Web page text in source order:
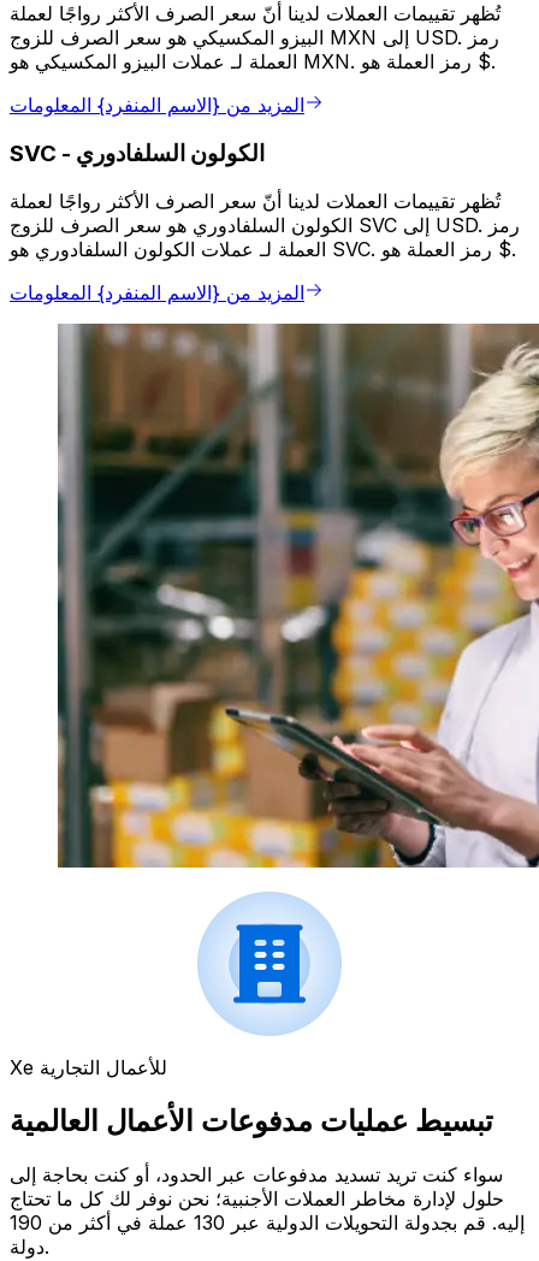
تُظهر تقييمات العملات لدينا أنّ سعر الصرف الأكثر رواجًا لعملة
البيزو المكسيكي هو سعر الصرف للزوج MXN إلى USD. رمز
العملة لـ عملات البيزو المكسيكي هو MXN. رمز العملة هو $.
المزيد من {الاسم المنفرد} المعلومات
SVC - الكولون السلفادوري
تُظهر تقييمات العملات لدينا أنّ سعر الصرف الأكثر رواجًا لعملة
الكولون السلفادوري هو سعر الصرف للزوج SVC إلى USD. رمز
العملة لـ عملات الكولون السلفادوري هو SVC. رمز العملة هو $.
المزيد من {الاسم المنفرد} المعلومات
Xe للأعمال التجارية
تبسيط عمليات مدفوعات الأعمال العالمية
سواء كنت تريد تسديد مدفوعات عبر الحدود، أو كنت بحاجة إلى
حلول لإدارة مخاطر العملات الأجنبية؛ نحن نوفر لك كل ما تحتاج
إليه. قم بجدولة التحويلات الدولية عبر 130 عملة في أكثر من 190
دولة.